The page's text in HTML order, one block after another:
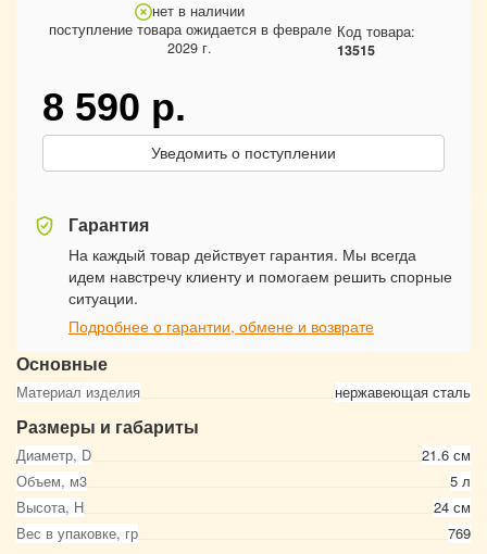
Основные
Материал изделия нержавеющая сталь
Размеры и габариты
Диаметр, D
21.6 см
Объем, м3
5 л
Высота, Н
24 см
Вес в упаковке, гр
769
нет в наличии
поступление товара ожидается в феврале
2029 г.
Код товара:
13515
8 590 р.
Уведомить о поступлении
Гарантия
На каждый товар действует гарантия. Мы всегда
идем навстречу клиенту и помогаем решить спорные
ситуации.
Подробнее о гарантии, обмене и возврате